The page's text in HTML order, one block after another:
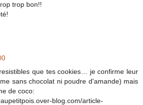
trop bon!!
que tes cookies… je confirme leur
sans chocolat ni poudre d'amande) mais
de coco:
blog.com/article-